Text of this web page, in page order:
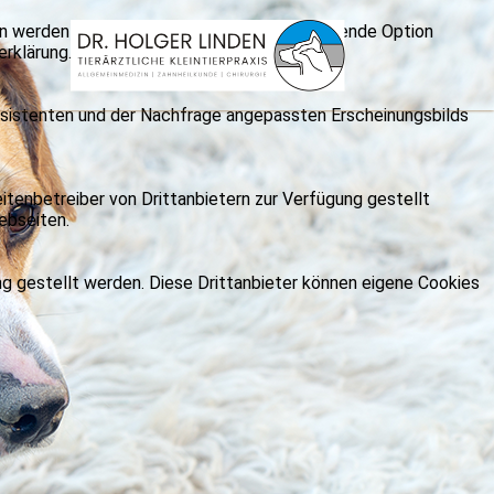
nur angezeigt, wenn die entsprechende Option
und der Nachfrage angepassten Erscheinungsbilds
von Drittanbietern zur Verfügung gestellt
gestellt werden. Diese Drittanbieter können eigene Cookies